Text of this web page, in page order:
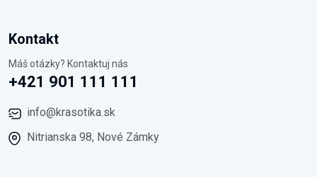
Kontakt
Máš otázky? Kontaktuj nás
+421 901 111 111
info@krasotika.sk
Nitrianska 98, Nové Zámky